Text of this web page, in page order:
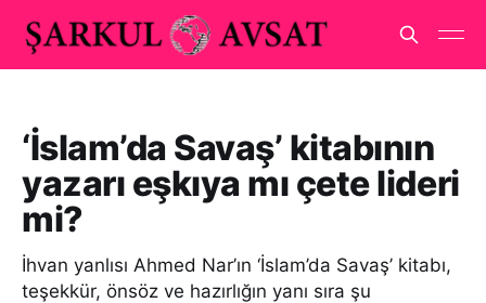
‘İslam’da Savaş’ kitabının
yazarı eşkıya mı çete lideri
mi?
İhvan yanlısı Ahmed Nar’ın ‘İslam’da Savaş’ kitabı,
teşekkür, önsöz ve hazırlığın yanı sıra şu